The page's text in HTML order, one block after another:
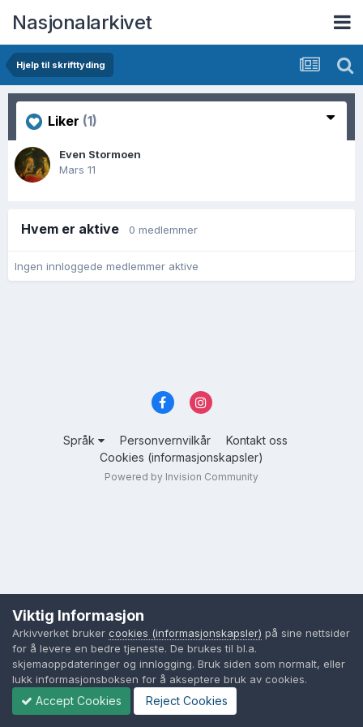
Nasjonalarkivet
Hjelp til skrifttyding
Liker (1)
Even Stormoen
Mars 11
Hvem er aktive 0 medlemmer
Ingen innloggede medlemmer aktive
Språk Personvernvilkår
Kontakt oss
Cookies (informasjonskapsler)
Powered by Invision Community
Viktig Informasjon
Arkivverket bruker cookies (informasjonskapsler) på sine nettsider
for å levere en bedre tjeneste. De brukes til bl.a.
skjemaoppdateringer og innlogging. Bruk siden som normalt, eller
lukk informasjonsboksen for å akseptere bruk av cookies.
Accept Cookies Reject Cookies